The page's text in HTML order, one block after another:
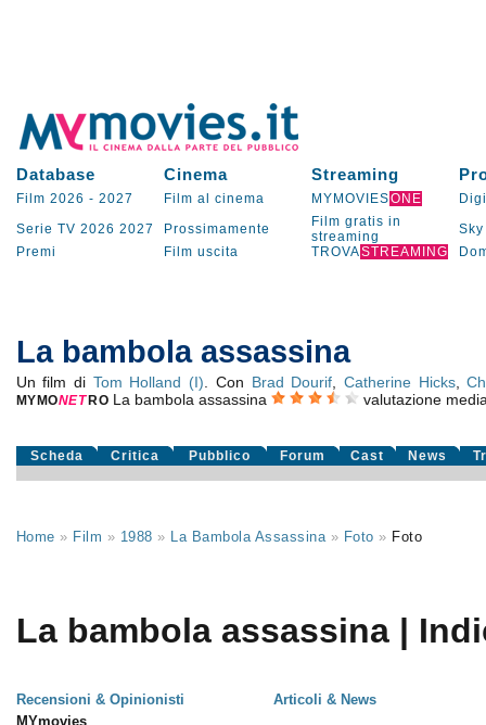
Database Cinema Streaming
Film 2026 - 2027 Film al cinema MYMOVIESONE
Serie TV 2026 2027 Prossimamente
Film gratis in
streaming
Sky
Premi
Film uscita TROVASTREAMING
La bambola assassina
Un film di Tom Holland (I) . Con Brad Dourif ,Catherine Hicks,
MYMONET RO La bambola assassina valutazione
Scheda Critica Pubblico Forum Cast News
Home » Film » 1988 » La Bambola Assassina» Foto » Foto
La bambola assassina |
Recensioni & Opinionisti
Articoli & News
MYmovies